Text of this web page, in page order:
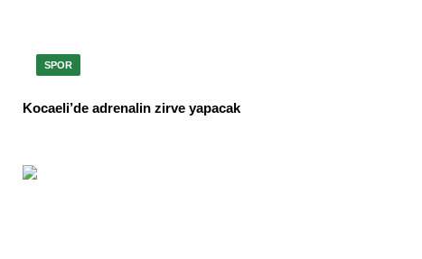
SPOR
Kocaeli’de adrenalin zirve yapacak